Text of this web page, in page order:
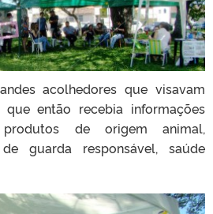
acolhedores que visavam
então recebia informações
de origem animal,
guarda responsável, saúde